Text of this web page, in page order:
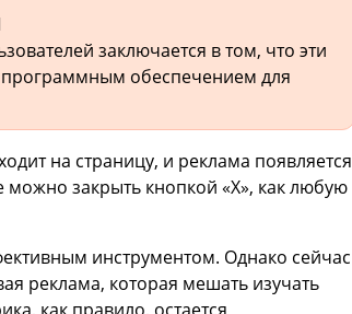
заключается в том, что эти
обеспечением для
на страницу, и реклама появляется
закрыть кнопкой «Х», как любую
инструментом. Однако сейчас
реклама, которая мешать изучать